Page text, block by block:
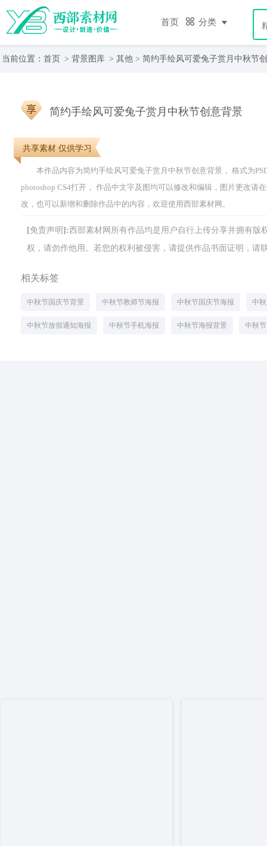
首页 分类
当前位置： 首页 > 背景图库 > 其他 > 简约手绘风可爱兔子赏月中秋节
共享素材 仅供学习
简约手绘风可爱兔子赏月中秋节创意背景
本作品内容为简约手绘风可爱兔子赏月中秋节创意背景， 格式为
photoshop CS4打开， 作品中文字及图均可以修改和编辑，图片更改请
改，也可以新增和删除作品中的内容，欢迎使用西部素材网。
[免责声明]:西部素材网所有作品均是用户自行上传分享并拥有
权，请勿作他用。若您的权利被侵害，请提供作品书面证明，请
相关标签
中秋节国庆节背景 中秋节教师节海报 中秋节国庆节海报 中
中秋节放假通知海报 中秋节手机海报 中秋节海报背景 中秋